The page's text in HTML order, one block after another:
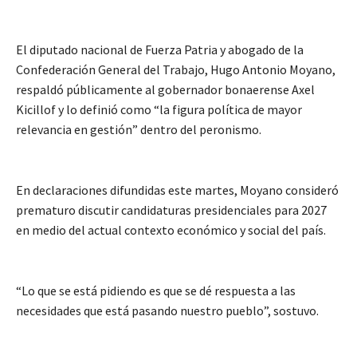
El diputado nacional de Fuerza Patria y abogado de la
Confederación General del Trabajo, Hugo Antonio Moyano,
respaldó públicamente al gobernador bonaerense Axel
Kicillof y lo definió como “la figura política de mayor
relevancia en gestión” dentro del peronismo.
En declaraciones difundidas este martes, Moyano consideró
prematuro discutir candidaturas presidenciales para 2027
en medio del actual contexto económico y social del país.
“Lo que se está pidiendo es que se dé respuesta a las
necesidades que está pasando nuestro pueblo”, sostuvo.